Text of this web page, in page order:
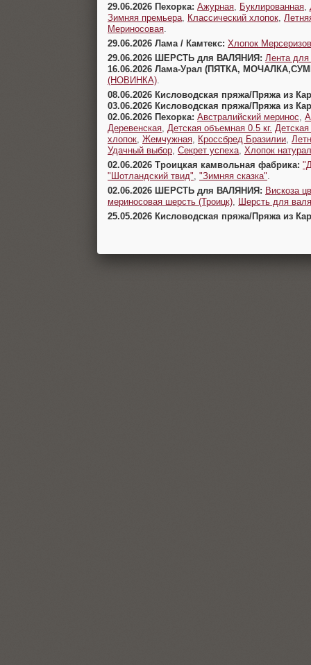
29.06.2026 Пехорка: Ажурная Буклированная
Зимняя премьера
Классический хлопок
Мериносовая
29.06.2026 Лама / Камтекс: Хлопок
29.06.2026 ШЕРСТЬ для ВАЛЯНИЯ: Лента для
16.06.2026 Лама-Урал (ПЯТКА,
(НОВИНКА)
08.06.2026 Кисловодская пряжа/Пряжа из
03.06.2026 Кисловодская пряжа/Пряжа из
02.06.2026 Пехорка: Австралийский меринос
Деревенская Детская объемная 0.5 кг.
хлопок Жемчужная Кроссбред Бразилии
Удачный выбор Секрет успеха Хлопок
02.06.2026 Троицкая камвольная фабрика:
"Шотландский твид" "Зимняя сказка"
02.06.2026 ШЕРСТЬ для ВАЛЯНИЯ: Вискоза
мериносовая шерсть (Троицк)
Шерсть для
25.05.2026 Кисловодская пряжа/Пряжа из